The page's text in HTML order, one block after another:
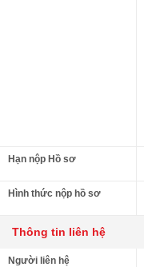
Hạn nộp Hồ sơ
Hình thức nộp hồ sơ
Thông tin liên hệ
Người liên hệ